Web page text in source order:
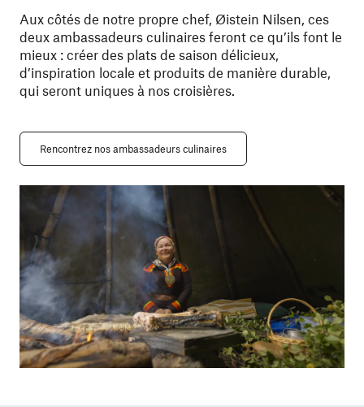
Aux côtés de notre propre chef, Øistein Nilsen, ces
deux ambassadeurs culinaires feront ce qu’ils font le
mieux : créer des plats de saison délicieux,
d’inspiration locale et produits de manière durable,
qui seront uniques à nos croisières.
Rencontrez nos ambassadeurs culinaires